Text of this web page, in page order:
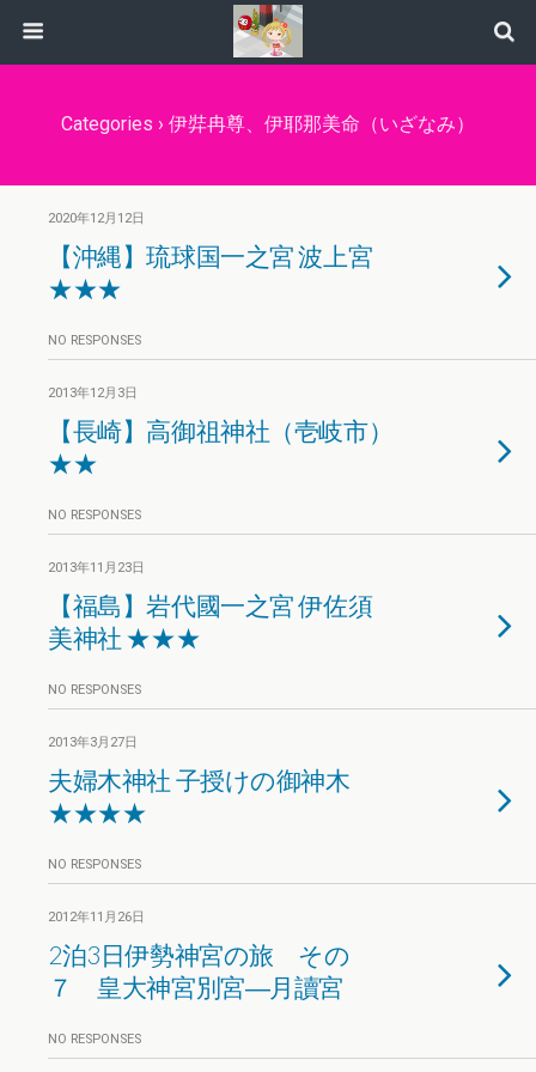
Categories › 伊弉冉尊、伊耶那美命（いざなみ）
2020年12月12日
【沖縄】琉球国一之宮 波上宮
★★★
NO RESPONSES
2013年12月3日
【長崎】高御祖神社（壱岐市）
★★
NO RESPONSES
2013年11月23日
【福島】岩代國一之宮 伊佐須
美神社 ★★★
NO RESPONSES
2013年3月27日
夫婦木神社 子授けの御神木
★★★★
NO RESPONSES
2012年11月26日
2泊3日伊勢神宮の旅 その
７ 皇大神宮別宮―月讀宮
NO RESPONSES